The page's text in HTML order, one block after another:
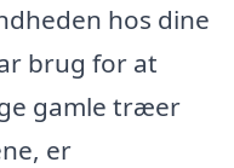
hos dine
brug for at
gamle træer
er